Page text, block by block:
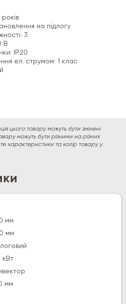
років
на підлогу
3
В
IP20
ел. струмом: 1 клас
цього товару можуть бути змінені
можуть бути різними на різних
характеристики та колір товару у
мм
мм
кВт
мм